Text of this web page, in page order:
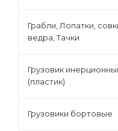
Грабли, Лопатки,
ведра, Тачки
Грузовик
(пластик)
Грузовики бортовые